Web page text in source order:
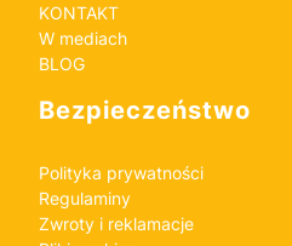
KONTAKT
W mediach
BLOG
Bezpieczeństwo
Polityka prywatności
Regulaminy
Zwroty i reklamacje